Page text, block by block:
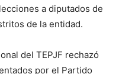
a diputados de
de la entidad.
del TEPJF rechazó
por el Partido